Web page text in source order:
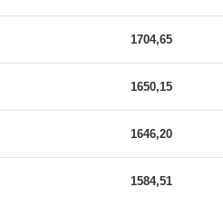
1704,65
1650,15
1646,20
1584,51